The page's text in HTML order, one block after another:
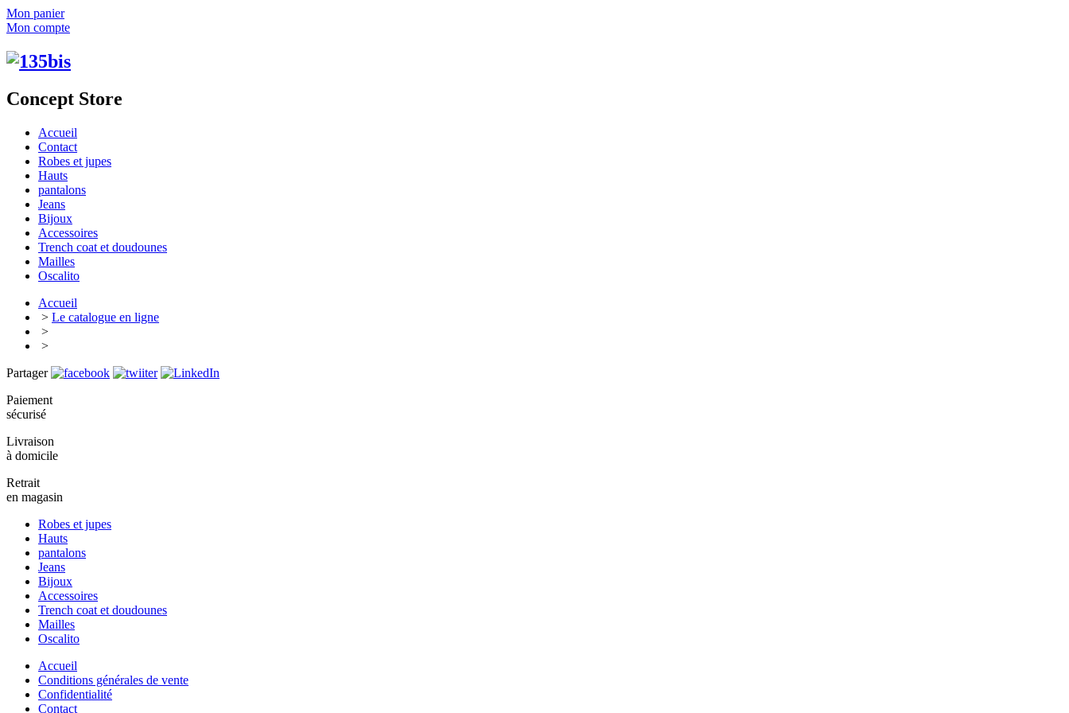
Mon panier
Mon compte
Concept Store
Accueil
Contact
Robes et jupes
Hauts
pantalons
Jeans
Bijoux
Accessoires
Trench coat et doudounes
Mailles
Oscalito
Accueil
> Le catalogue en ligne
>
>
Partager
Paiement
sécurisé
Livraison
à domicile
Retrait
en magasin
Robes et jupes
Hauts
pantalons
Jeans
Bijoux
Accessoires
Trench coat et doudounes
Mailles
Oscalito
Accueil
Conditions générales de vente
Confidentialité
Contact